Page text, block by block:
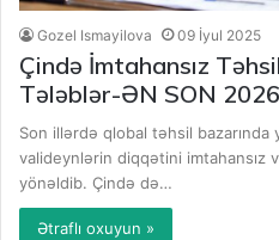
Gozel Ismayilova 09 İyul 2025
Çində İmtahansız
Tələblər-ƏN SON 2026
Son illərdə qlobal təhsil
valideynlərin diqqətini imtahansız
yönəldib. Çində də…
Ətraflı oxuyun »